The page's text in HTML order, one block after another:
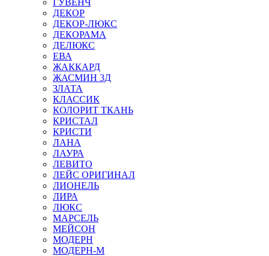
ГУВЕНЧ
ДЕКОР
ДЕКОР-ЛЮКС
ДЕКОРАМА
ДЕЛЮКС
ЕВА
ЖАККАРД
ЖАСМИН 3Д
ЗЛАТА
КЛАССИК
КОЛОРИТ ТКАНЬ
КРИСТАЛ
КРИСТИ
ЛАНА
ЛАУРА
ЛЕВИТО
ЛЕЙС ОРИГИНАЛ
ЛИОНЕЛЬ
ЛИРА
ЛЮКС
МАРСЕЛЬ
МЕЙСОН
МОДЕРН
МОДЕРН-М